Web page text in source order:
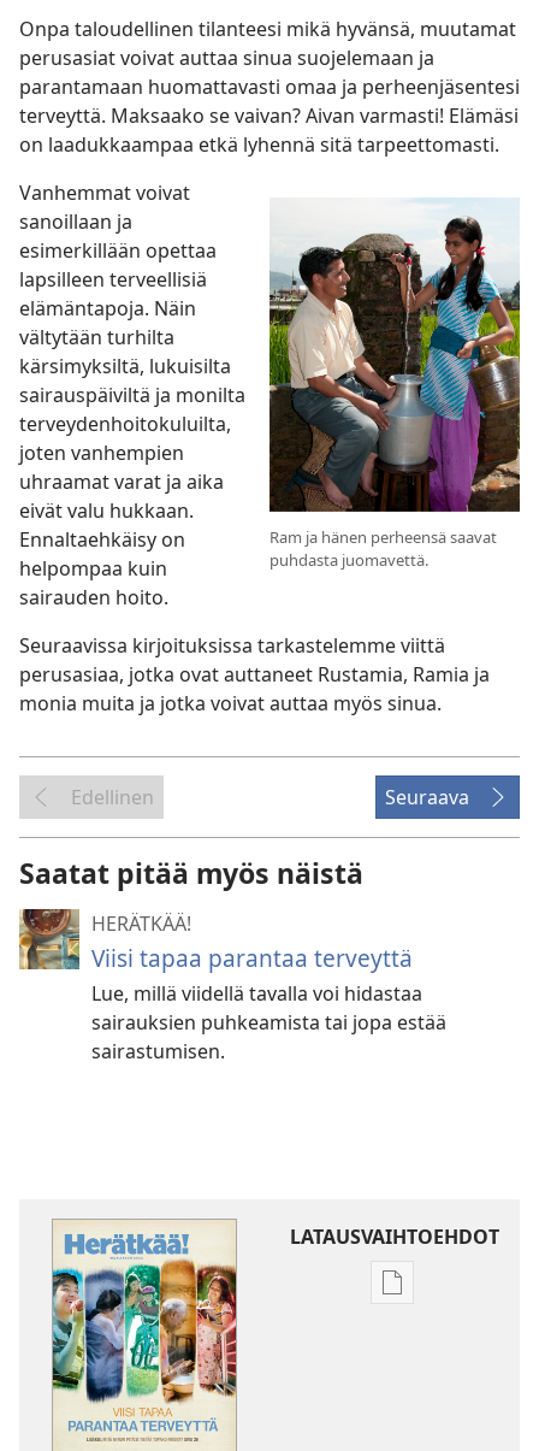
Onpa taloudellinen tilanteesi mikä hyvänsä, muutamat
perusasiat voivat auttaa sinua suojelemaan ja
parantamaan huomattavasti omaa ja perheenjäsentesi
terveyttä. Maksaako se vaivan? Aivan varmasti! Elämäsi
on laadukkaampaa etkä lyhennä sitä tarpeettomasti.
Ram ja hänen perheensä saavat
puhdasta juomavettä.
Vanhemmat voivat
sanoillaan ja
esimerkillään opettaa
lapsilleen terveellisiä
elämäntapoja. Näin
vältytään turhilta
kärsimyksiltä, lukuisilta
sairauspäiviltä ja monilta
terveydenhoitokuluilta,
joten vanhempien
uhraamat varat ja aika
eivät valu hukkaan.
Ennaltaehkäisy on
helpompaa kuin
sairauden hoito.
Seuraavissa kirjoituksissa tarkastelemme viittä
perusasiaa, jotka ovat auttaneet Rustamia, Ramia ja
monia muita ja jotka voivat auttaa myös sinua.
Edellinen Seuraava
Saatat pitää myös näistä
HERÄTKÄÄ!
Viisi tapaa parantaa terveyttä
Lue, millä viidellä tavalla voi hidastaa
sairauksien puhkeamista tai jopa estää
sairastumisen.
LATAUSVAIHTOEHDOT
Julkaisujen